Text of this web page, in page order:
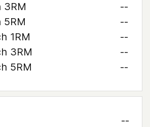
3RM
--
5RM
--
1RM
--
3RM
--
5RM
--
--